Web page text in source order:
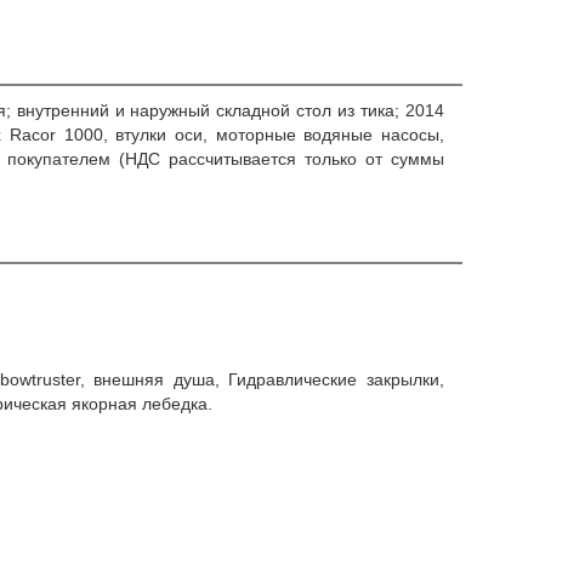
внутренний и наружный складной стол из тика; 2014
1000, втулки оси, моторные водяные насосы,
(НДС рассчитывается только от суммы
внешняя душа, Гидравлические закрылки,
якорная лебедка.